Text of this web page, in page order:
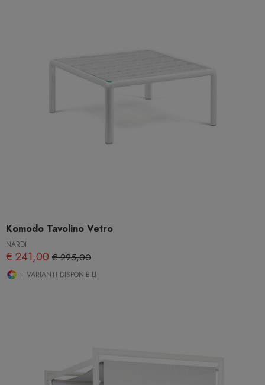
Komodo Tavolino Vetro
NARDI
€ 241,00 € 295,00
+ VARIANTI DISPONIBILI